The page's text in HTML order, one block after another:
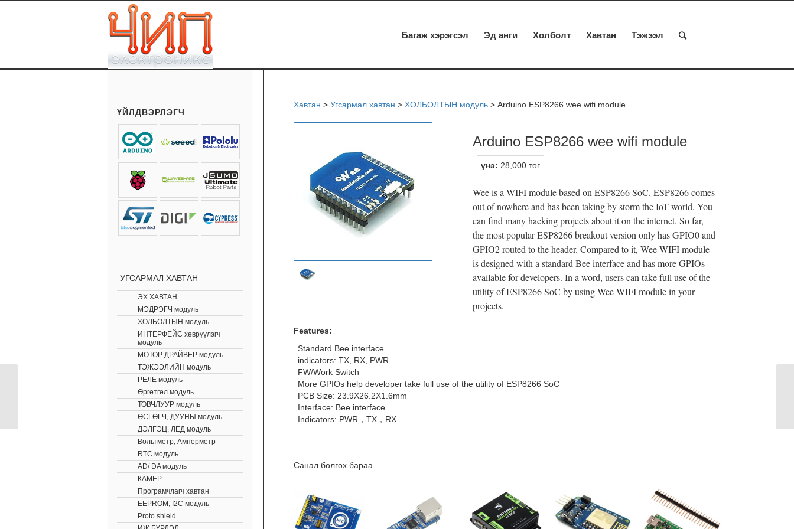
Багаж хэрэгсэл Эд анги Холболт Хавтан Тэжээл
Хавтан > Угсармал хавтан > ХОЛБОЛТЫН модуль> Arduino ESP8266 wee wifi module
Arduino ESP8266 wee wifi module
үнэ: 28,000 төг
Wee is a WIFI module based on ESP8266 SoC. ESP8266 comes
out of nowhere and has been taking by storm the IoT world. You
can find many hacking projects about it on the internet. So far,
the most popular ESP8266 breakout version only has GPIO0 and
GPIO2 routed to the header. Compared to it, Wee WIFI module
is designed with a standard Bee interface and has more GPIOs
available for developers. In a word, users can take full use of the
utility of ESP8266 SoC by using Wee WIFI module in your
projects.
Features:
Standard Bee interface
indicators: TX, RX, PWR
FW/Work Switch
More GPIOs help developer take full use of the utility of ESP8266 SoC
PCB Size: 23.9X26.2X1.6mm
Interface: Bee interface
Indicators: PWR，TX，RX
Санал болгох бараа
ҮЙЛДВЭРЛЭГЧ
УГСАРМАЛ ХАВТАН
ЭХ ХАВТАН
МЭДРЭГЧ модуль
ХОЛБОЛТЫН модуль
ИНТЕРФЕЙС хөврүүлэгч
модуль
МОТОР ДРАЙВЕР модуль
ТЭЖЭЭЛИЙН модуль
РЕЛЕ модуль
Өргөтгөл модуль
ТОВЧЛУУР модуль
ӨСГӨГЧ, ДУУНЫ модуль
ДЭЛГЭЦ, ЛЕД модуль
Вольтметр, Амперметр
RTC модуль
AD/ DA модуль
КАМЕР
Програмчлагч хавтан
EEPROM, I2C модуль
Proto shield